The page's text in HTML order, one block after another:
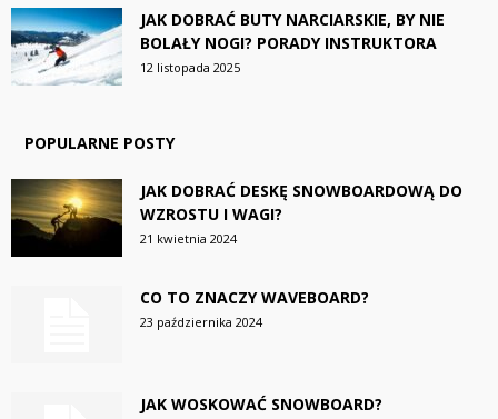
JAK DOBRAĆ BUTY NARCIARSKIE, BY NIE
BOLAŁY NOGI? PORADY INSTRUKTORA
12 listopada 2025
POPULARNE POSTY
JAK DOBRAĆ DESKĘ SNOWBOARDOWĄ DO
WZROSTU I WAGI?
21 kwietnia 2024
CO TO ZNACZY WAVEBOARD?
23 października 2024
JAK WOSKOWAĆ SNOWBOARD?